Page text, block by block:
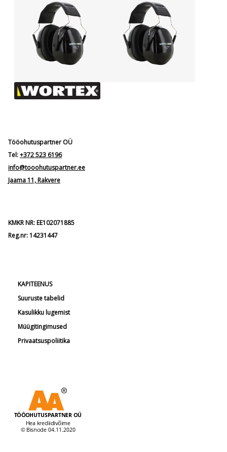
Tööohutuspartner OÜ
Tel:+372 523 6196
info@tooohutuspartner.ee
Jaama 11, Rakvere
KMKR NR: EE102071885
Reg.nr: 14231447
KAPITEENUS
Suuruste tabelid
Kasulikku lugemist
Müügitingimused
Privaatsuspoliitika